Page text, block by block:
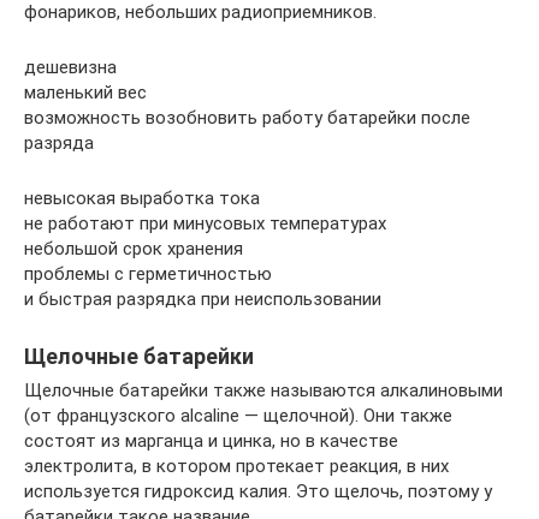
фонариков, небольших радиоприемников.
дешевизна
маленький вес
возможность возобновить работу батарейки после
разряда
невысокая выработка тока
не работают при минусовых температурах
небольшой срок хранения
проблемы с герметичностью
и быстрая разрядка при неиспользовании
Щелочные батарейки
Щелочные батарейки также называются алкалиновыми
(от французского alcaline — щелочной). Они также
состоят из марганца и цинка, но в качестве
электролита, в котором протекает реакция, в них
используется гидроксид калия. Это щелочь, поэтому у